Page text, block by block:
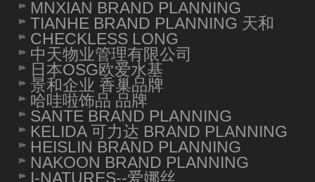
MNXIAN BRAND PLANNING
TIANHE BRAND PLANNING 天和
CHECKLESS LONG
中天物业管理有限公司
日本OSG欧爱水基
景和企业 香巢品牌
哈哇啦饰品 品牌
SANTE BRAND PLANNING
KELIDA 可力达 BRAND PLANNING
HEISLIN BRAND PLANNING
NAKOON BRAND PLANNING
I-NATURES--爱娜丝